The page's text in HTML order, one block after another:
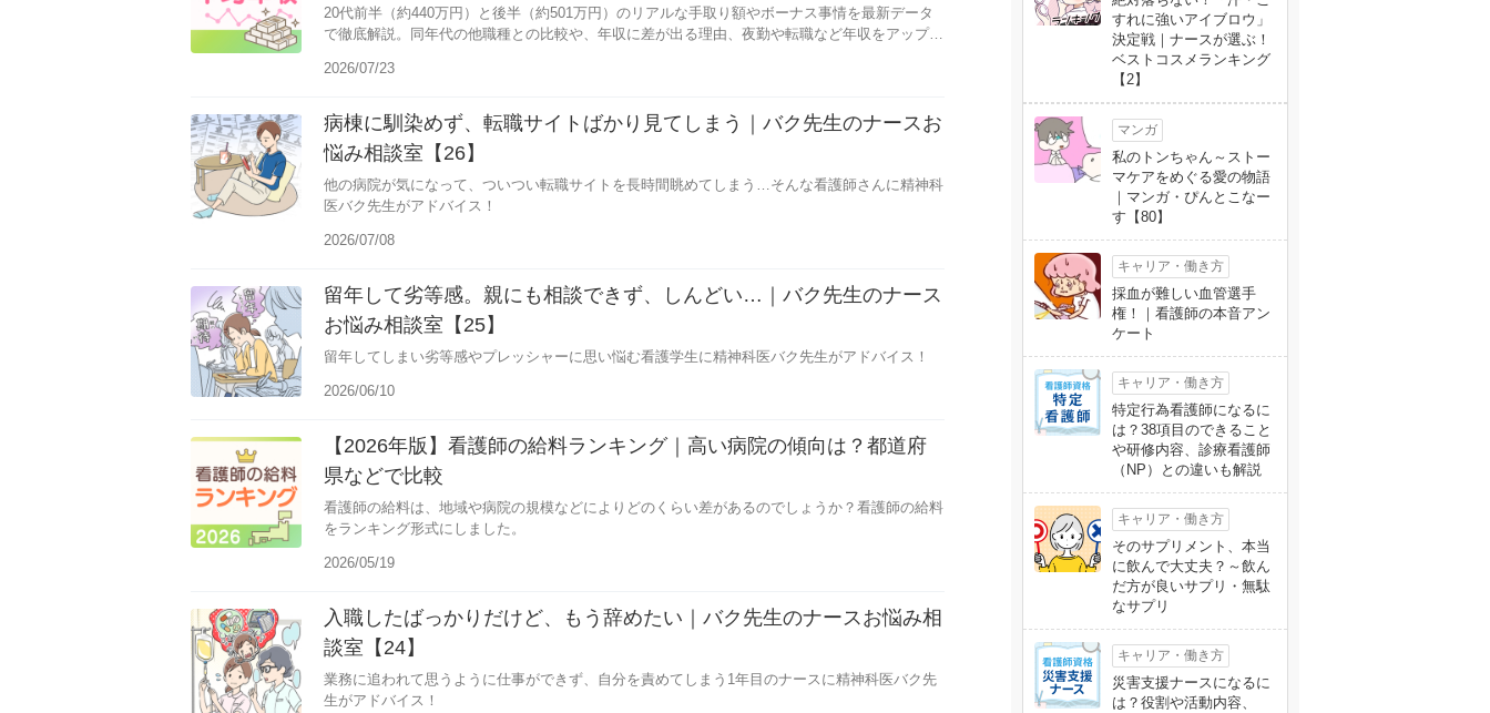
20代前半（約440万円）と後半（約501万円）のリアルな手取り額やボーナス事情を最新データ
で徹底解説。同年代の他職種との比較や、年収に差が出る理由、夜勤や転職など年収をアップさ
2026/07/23
病棟に馴染めず、転職サイトばかり見てしまう｜バク先生のナースお
悩み相談室【26】
他の病院が気になって、ついつい転職サイトを長時間眺めてしまう…そんな看護師さんに精神科
医バク先生がアドバイス！
2026/07/08
留年して劣等感。親にも相談できず、しんどい…｜バク先生のナース
お悩み相談室【25】
留年してしまい劣等感やプレッシャーに思い悩む看護学生に精神科医バク先生がアドバイス！
2026/06/10
【2026年版】看護師の給料ランキング｜高い病院の傾向は？都道府
県などで比較
看護師の給料は、地域や病院の規模などによりどのくらい差があるのでしょうか？看護師の給料
をランキング形式にしました。
2026/05/19
入職したばっかりだけど、もう辞めたい｜バク先生のナースお悩み相
談室【24】
業務に追われて思うように仕事ができず、自分を責めてしまう1年目のナースに精神科医バク先
生がアドバイス！
すれに強いアイブロウ」
決定戦｜ナースが選ぶ！
ベストコスメランキング
【2】
マンガ
私のトンちゃん～ストー
マケアをめぐる愛の物語
｜マンガ・ぴんとこなー
す【80】
キャリア・働き方
採血が難しい血管選手
権！｜看護師の本音アン
ケート
キャリア・働き方
特定行為看護師になるに
は？38項目のできること
や研修内容、診療看護師
（NP）との違いも解説
キャリア・働き方
そのサプリメント、本当
に飲んで大丈夫？～飲ん
だ方が良いサプリ・無駄
なサプリ
キャリア・働き方
災害支援ナースになるに
は？役割や活動内容、